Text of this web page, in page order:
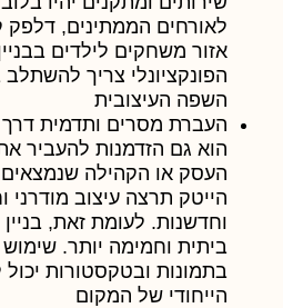
לאורחים הממתינים, דלפק
אזור משחקים לילדים בבניין
הפונקציונלי צריך להשתלב
השפה העיצובית
העברת מסרים ותדמית דרך
הוא גם הזדמנות להעביר את
העסק או הקהילה שנמצאים
הייטק תרצה עיצוב מודרני
וחדשנות. לעומת זאת, בניין
ביתית וחמימה יותר. שימוש
בתמונות ובטקסטורות יכול
הייחודי של המקום